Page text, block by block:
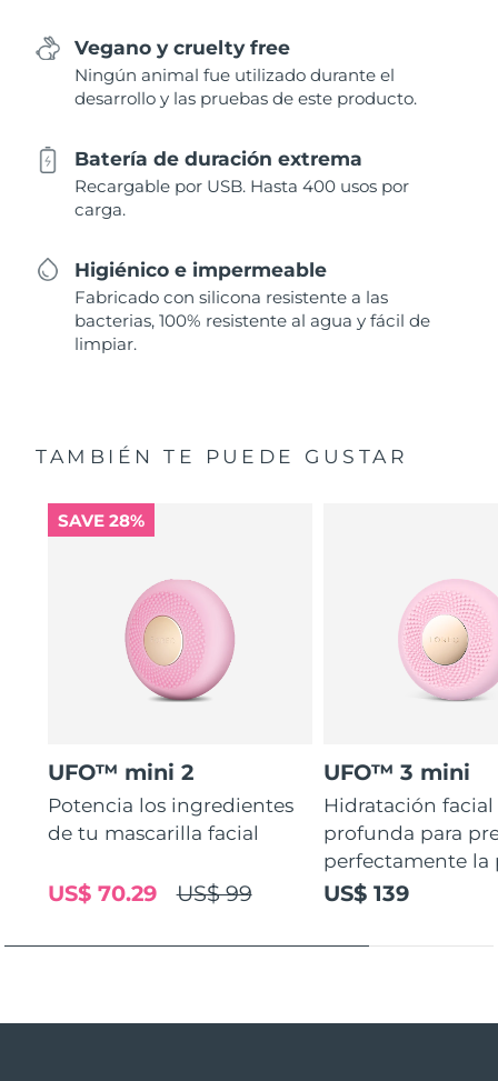
Vegano y cruelty free
Ningún animal fue utilizado durante el
desarrollo y las pruebas de este producto.
Batería de duración extrema
Recargable por USB. Hasta 400 usos por
carga.
Higiénico e impermeable
Fabricado con silicona resistente a las
bacterias, 100% resistente al agua y fácil de
limpiar.
TAMBIÉN TE PUEDE GUSTAR
SAVE 28%
UFO™ mini 2
Potencia los ingredientes
de tu mascarilla facial
US$ 99
US$ 70.29
UFO™ 3 mini
Hidratación facial
profunda para
perfectamente la
US$ 139